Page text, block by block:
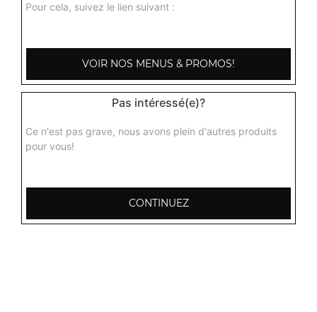
Pour cela, suivez le lien suivant :
VOIR NOS MENUS & PROMOS!
Pas intéressé(e)?
Ce n'est pas grave, nous avons plein d'autres produits
pour vous!
CONTINUEZ